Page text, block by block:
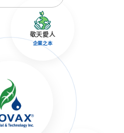
敬天愛人
企業之本